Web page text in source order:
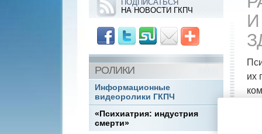
их
ПОДПИСАТЬСЯ
НА НОВОСТИ ГКПЧ
РОЛИКИ
Информационные
видеоролики ГКПЧ
«Психиатрия: индустрия
смерти»